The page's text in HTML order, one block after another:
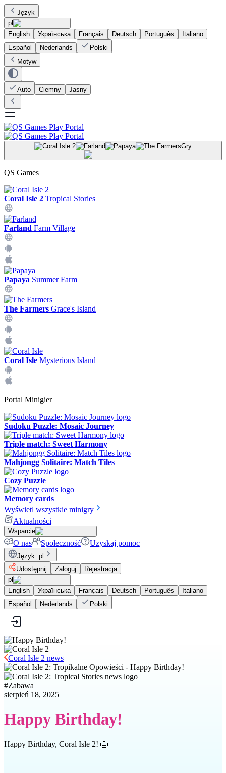
Język
pl
English
Українська Français Deutsch Português
Italiano
Español
Nederlands
Polski
Motyw
Auto Ciemny Jasny
Gry
QS Games
Coral Isle 2 Tropical Stories
Farland Farm Village
Papaya Summer Farm
The Farmers Grace's Island
Coral Isle Mysterious Island
Portal Minigier
Sudoku Puzzle: Mosaic Journey
Triple match: Sweet Harmony
Mahjongg Solitaire: Match Tiles
Cozy Puzzle
Memory cards
Wyświetl wszystkie minigry
Aktualności
Wsparcie
O nas Społeczność Uzyskaj pomoc
Język: pl
Udostępnij
Zaloguj
Rejestracja
pl
English
Українська Français Deutsch Português
Italiano
Español
Nederlands Polski
Coral Isle 2 news
#Zabawa
sierpień 18, 2025
Happy Birthday!
Happy Birthday, Coral Isle 2! 🎂